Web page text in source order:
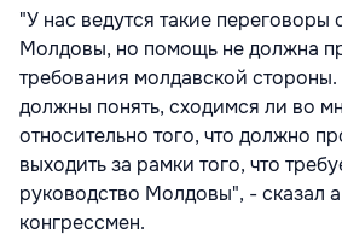
"У нас ведутся такие переговоры
Молдовы, но помощь не должна
требования молдавской
должны понять, сходимся ли во
относительно того, что должно
выходить за рамки того, что
руководство Молдовы", - сказал
конгрессмен.